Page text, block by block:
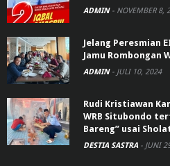
ADMIN - NOVEMBER 8,
Jelang Peresmian
Jamu Rombongan
ADMIN - JULI 10, 2024
Rudi Kristiawan
WRB Situbondo
Bareng” usai
DESTIA SASTRA - JUNI